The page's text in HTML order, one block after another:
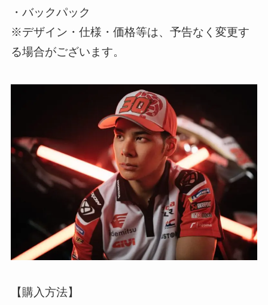
・バックパック
※デザイン・仕様・価格等は、予告なく変更す
る場合がございます。
【購入方法】